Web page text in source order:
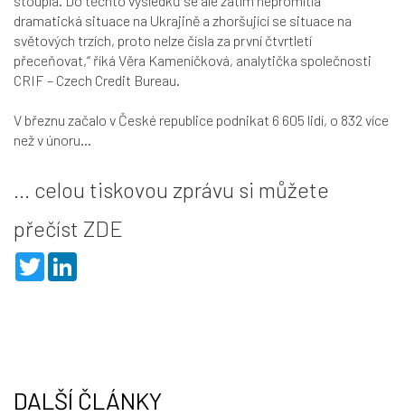
dramatická situace na Ukrajině a zhoršující se situace na
světových trzích, proto nelze čísla za první čtvrtletí
přeceňovat,“ říká Věra Kameníčková, analytička společnosti
CRIF – Czech Credit Bureau.
V březnu začalo v České republice podnikat 6 605 lidí, o 832 více
než v únoru...
... celou tiskovou zprávu si můžete
přečíst ZDE
T
w
DALŠÍ ČLÁNKY